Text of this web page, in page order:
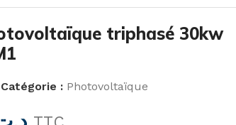
triphasé 30kw
Catégorie : Photovoltaïque